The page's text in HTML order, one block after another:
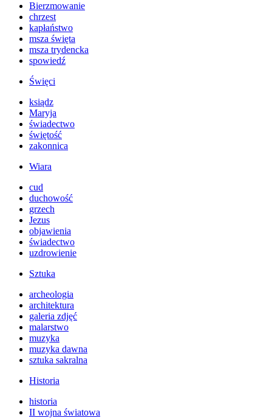
Bierzmowanie
chrzest
kapłaństwo
msza święta
msza trydencka
spowiedź
Święci
ksiądz
Maryja
świadectwo
świętość
zakonnica
Wiara
cud
duchowość
grzech
Jezus
objawienia
świadectwo
uzdrowienie
Sztuka
archeologia
architektura
galeria zdjęć
malarstwo
muzyka
muzyka dawna
sztuka sakralna
Historia
historia
II wojna światowa